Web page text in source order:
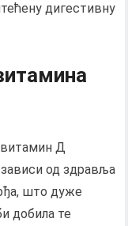
дигестивну
витамин Д
од здравља
што дуже
добила те